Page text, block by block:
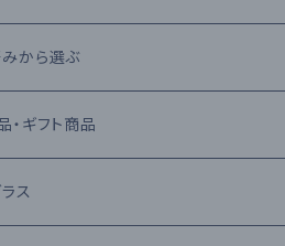
場
プ
プ
ータイプ
法から選ぶ
・ギフト商品
ス